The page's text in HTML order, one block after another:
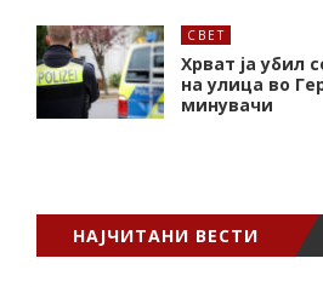
СВЕТ
Хрват ја убил
на улица во
минувачи
НАЈЧИТАНИ ВЕСТИ